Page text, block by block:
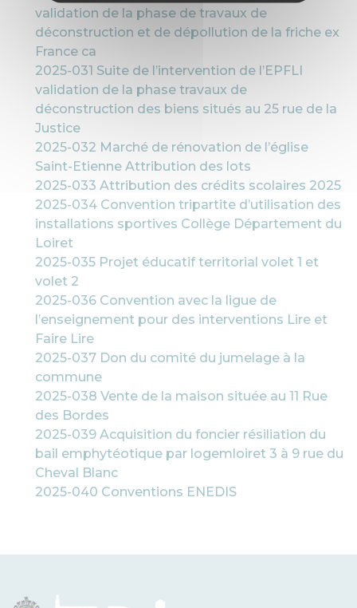
validation de la phase de travaux de
déconstruction et de dépollution de la friche ex
France ca
2025-031 Suite de l’intervention de l’EPFLI
validation de la phase travaux de
déconstruction des biens situés au 25 rue de la
Justice
2025-032 Marché de rénovation de l’église
Saint-Etienne Attribution des lots
2025-033 Attribution des crédits scolaires 2025
2025-034 Convention tripartite d’utilisation des
installations sportives Collège Département du
Loiret
2025-035 Projet éducatif territorial volet 1 et
volet 2
2025-036 Convention avec la ligue de
l’enseignement pour des interventions Lire et
Faire Lire
2025-037 Don du comité du jumelage à la
commune
2025-038 Vente de la maison située au 11 Rue
des Bordes
2025-039 Acquisition du foncier résiliation du
bail emphytéotique par logemloiret 3 à 9 rue du
Cheval Blanc
2025-040 Conventions ENEDIS